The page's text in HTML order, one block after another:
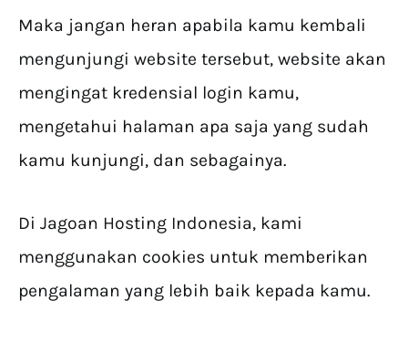
Maka jangan heran apabila kamu kembali
mengunjungi website tersebut, website akan
mengingat kredensial login kamu,
mengetahui halaman apa saja yang sudah
kamu kunjungi, dan sebagainya.
Di Jagoan Hosting Indonesia, kami
menggunakan cookies untuk memberikan
pengalaman yang lebih baik kepada kamu.